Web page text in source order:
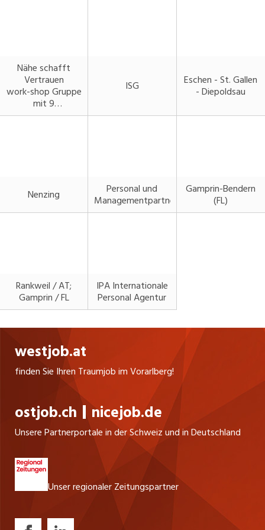
Kaufm. Berufe, Kundendienst, Verwaltung
Körperpflege, Wellness
Verkauf, Handel, Kundenberatung,
Aussendienst
Nähe schafft
Vertrauen
work-shop Gruppe
mit 9
Niederlassungen
ISG Eschen - St. Gallen
- Diepoldsau
Nenzing Personal und
Managementpartner
Gamprin-Bendern
(FL)
Rankweil / AT;
Gamprin / FL
IPA Internationale
Personal Agentur
westjob.at
finden Sie Ihren Traumjob im Vorarlberg!
ostjob.ch nicejob.de
Unsere Partnerportale in der Schweiz und in Deutschland
Unser regionaler Zeitungspartner